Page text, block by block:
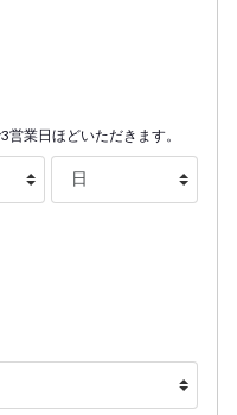
業日ほどいただきます。